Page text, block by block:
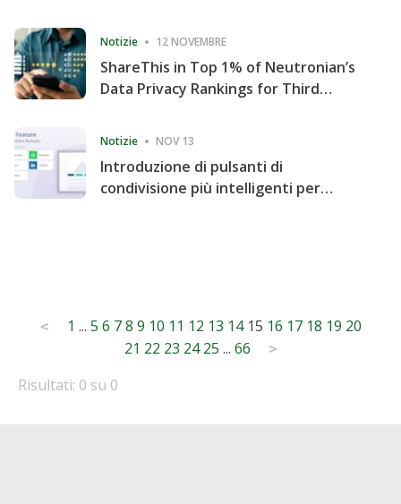
Notizie 12 NOVEMBRE
ShareThis in Top 1% of Neutronian’s
Data Privacy Rankings for Third
Notizie NOV 13
Introduzione di pulsanti di
condivisione più intelligenti per
Posts
pagination
< 1 ... 5 6 7 8 9 10 11 12 13 14 15 16 17 18 19 20
21 22 23 24 25 ... 66 >
Risultati: 0 su 0